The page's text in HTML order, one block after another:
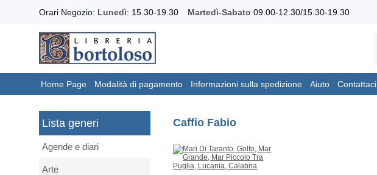
Orari Negozio: Lunedì: 15.30-19.30 Martedì-Sabato 09.00-12.30/15.30-19.30
Home Page Modalità di pagamento Informazioni sulla spedizione Aiuto Contattaci
Lista generi
Agende e diari
Arte
Caffio Fabio